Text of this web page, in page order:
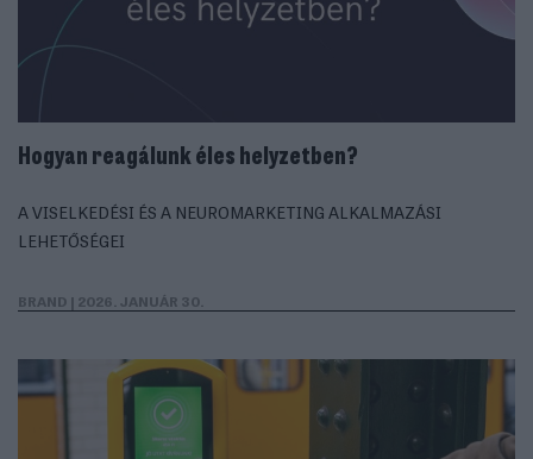
Hogyan reagálunk éles helyzetben?
A VISELKEDÉSI ÉS A NEUROMARKETING ALKALMAZÁSI
LEHETŐSÉGEI
BRAND | 2026. JANUÁR 30.